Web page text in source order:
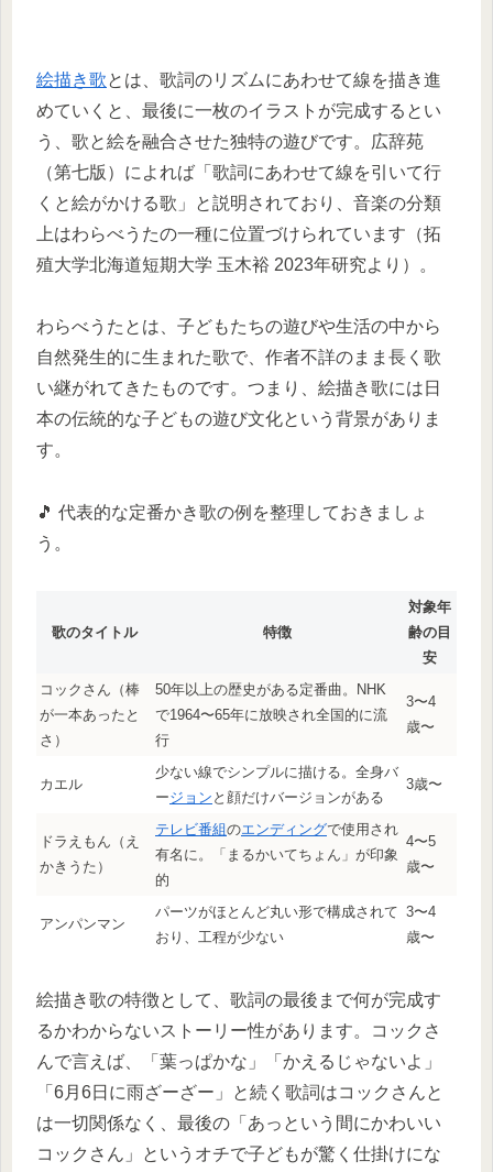
絵描き歌とは、歌詞のリズムにあわせて線を描き進
めていくと、最後に一枚のイラストが完成するとい
う、歌と絵を融合させた独特の遊びです。広辞苑
（第七版）によれば「歌詞にあわせて線を引いて行
くと絵がかける歌」と説明されており、音楽の分類
上はわらべうたの一種に位置づけられています（拓
殖大学北海道短期大学 玉木裕 2023年研究より）。
わらべうたとは、子どもたちの遊びや生活の中から
自然発生的に生まれた歌で、作者不詳のまま長く歌
い継がれてきたものです。つまり、絵描き歌には日
本の伝統的な子どもの遊び文化という背景がありま
す。
🎵 代表的な定番かき歌の例を整理しておきましょ
う。
歌のタイトル 特徴
対象年
齢の目
安
コックさん（棒
が一本あったと
さ）
50年以上の歴史がある定番曲。NHK
で1964〜65年に放映され全国的に流
行
3〜4
歳〜
カエル
少ない線でシンプルに描ける。全身バ
ージョン と顔だけバージョンがある
3歳〜
ドラえもん（え
かきうた）
テレビ番組のエンディングで使用され
有名に。「まるかいてちょん」が印象
的
4〜5
歳〜
アンパンマン
パーツがほとんど丸い形で構成されて
おり、工程が少ない
3〜4
歳〜
絵描き歌の特徴として、歌詞の最後まで何が完成す
るかわからないストーリー性があります。コックさ
んで言えば、「葉っぱかな」「かえるじゃないよ」
「6月6日に雨ざーざー」と続く歌詞はコックさんと
は一切関係なく、最後の「あっという間にかわいい
コックさん」というオチで子どもが驚く仕掛けにな